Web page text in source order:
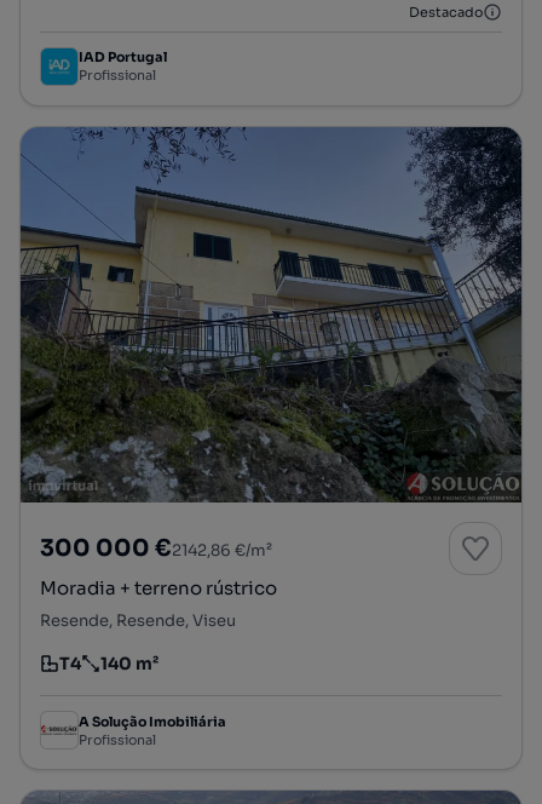
Destacado
IAD Portugal
Profissional
300 000 €2142,86 €/m²
Moradia + terreno rústrico
Resende, Resende, Viseu
Tipologia
T4
Preço por metro quadrado
140 m²
A Solução Imobiliária
Profissional